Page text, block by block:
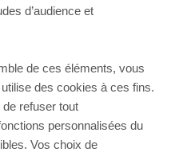
d’audience et
de ces éléments, vous
des cookies à ces fins.
refuser tout
personnalisées du
Vos choix de
go back.